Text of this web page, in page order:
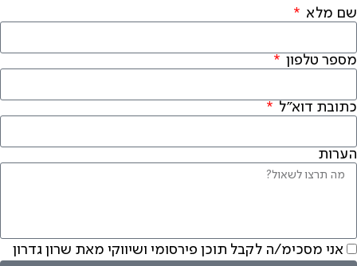
שם מלא
מספר טלפון
כתובת דוא"ל
הערות
אני מסכימ/ה לקבל תוכן פירסומי ושיווקי מאת שרון גדרון